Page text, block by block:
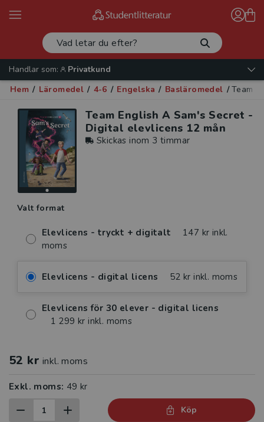
Handlar som:
Privatkund
Hem / Läromedel / 4-6 / Engelska / Basläromedel / Team
Team English A Sam's Secret -
Digital elevlicens 12 mån
Skickas inom 3 timmar
Valt format
Elevlicens - tryckt + digitalt
147 kr inkl.
moms
Elevlicens - digital licens 52 kr inkl. moms
Elevlicens för 30 elever - digital licens
1 299 kr inkl. moms
52 kr inkl. moms
Exkl. moms: 49 kr
Köp